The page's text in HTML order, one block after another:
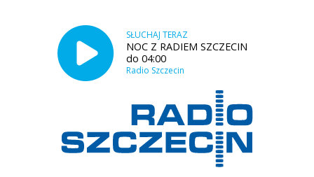
SŁUCHAJ TERAZ
NOC Z RADIEM SZCZECIN
do 04:00
Radio Szczecin